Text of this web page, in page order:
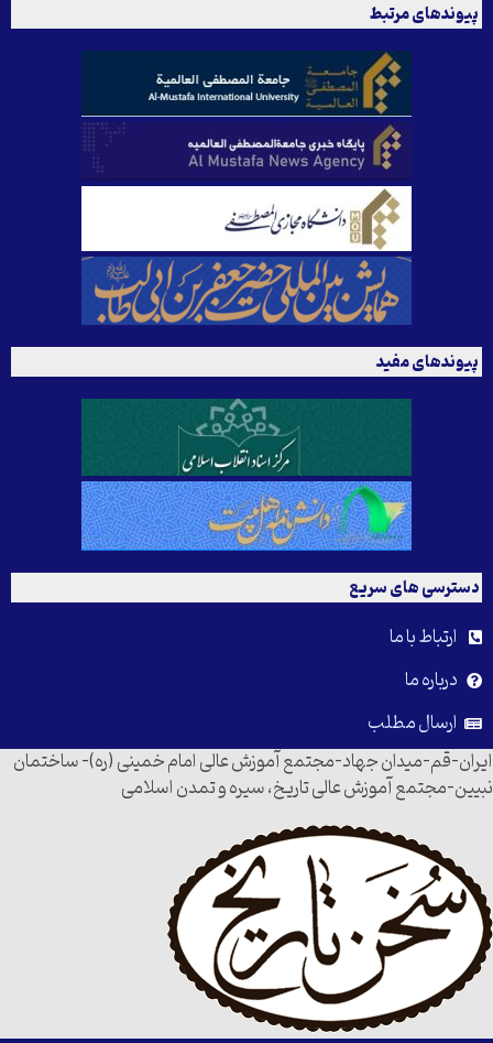
پیوندهای مرتبط
پیوندهای مفید
دسترسی های سریع
ارتباط با ما
درباره ما
ارسال مطلب
ایران-قم-میدان جهاد-مجتمع آموزش عالی امام خمینی (ره)- ساختمان
نبیین-مجتمع آموزش عالی تاریخ، سیره و تمدن اسلامی